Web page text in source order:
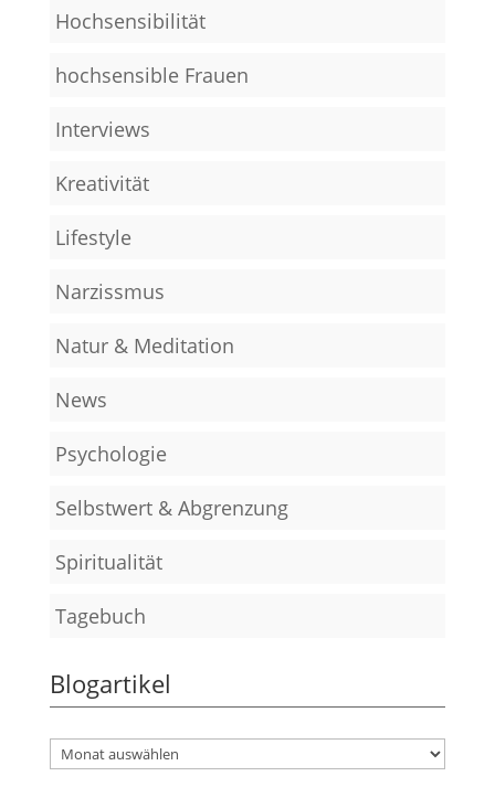
Hochsensibilität
hochsensible Frauen
Interviews
Kreativität
Lifestyle
Narzissmus
Natur & Meditation
News
Psychologie
Selbstwert & Abgrenzung
Spiritualität
Tagebuch
Blogartikel